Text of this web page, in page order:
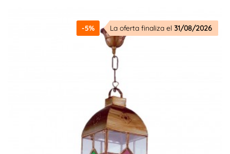
-5% La oferta finaliza el 31/08/2026